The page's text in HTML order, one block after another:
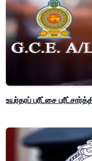
உயர்தரப் பரீட்சை